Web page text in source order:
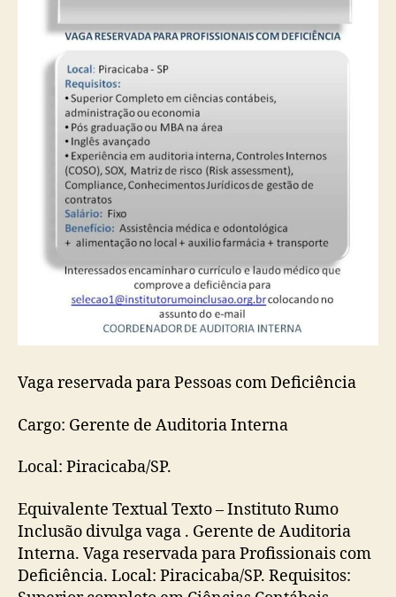
Vaga reservada para Pessoas com Deficiência
Cargo: Gerente de Auditoria Interna
Local: Piracicaba/SP.
Equivalente Textual Texto – Instituto Rumo
Inclusão divulga vaga . Gerente de Auditoria
Interna. Vaga reservada para Profissionais com
Deficiência. Local: Piracicaba/SP. Requisitos: